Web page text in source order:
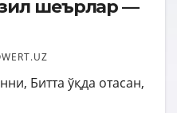
шеърлар —
Битта ўқда отасан,